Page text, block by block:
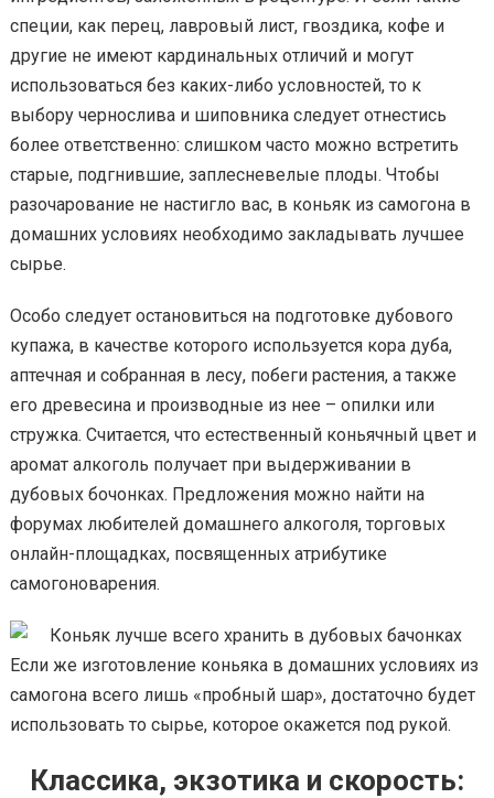
специи, как перец, лавровый лист, гвоздика, кофе и
другие не имеют кардинальных отличий и могут
использоваться без каких-либо условностей, то к
выбору чернослива и шиповника следует отнестись
более ответственно: слишком часто можно встретить
старые, подгнившие, заплесневелые плоды. Чтобы
разочарование не настигло вас, в коньяк из самогона в
домашних условиях необходимо закладывать лучшее
сырье.
Особо следует остановиться на подготовке дубового
купажа, в качестве которого используется кора дуба,
аптечная и собранная в лесу, побеги растения, а также
его древесина и производные из нее – опилки или
стружка. Считается, что естественный коньячный цвет и
аромат алкоголь получает при выдерживании в
дубовых бочонках. Предложения можно найти на
форумах любителей домашнего алкоголя, торговых
онлайн-площадках, посвященных атрибутике
самогоноварения.
Если же изготовление коньяка в домашних условиях из
самогона всего лишь «пробный шар», достаточно будет
использовать то сырье, которое окажется под рукой.
Классика, экзотика и скорость: